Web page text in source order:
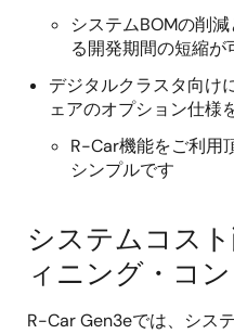
システムBOMの削
る開発期間の短縮が
デジタルクラスタ向け
ェアのオプション仕様
R-Car機能をご利用
シンプルです
システムコス
ィニング・コ
R-Car Gen3eでは、シス